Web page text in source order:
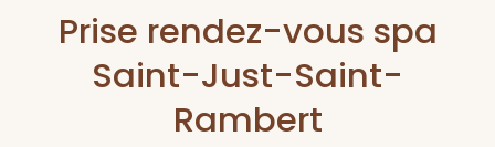
Prise rendez-vous spa
Saint-Just-Saint-
Rambert